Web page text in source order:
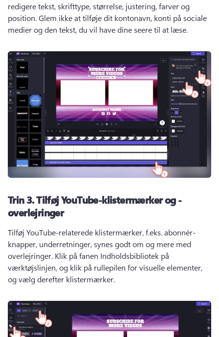
redigere tekst, skrifttype, størrelse, justering, farver og
position. Glem ikke at tilføje dit kontonavn, konti på sociale
medier og den tekst, du vil have dine seere til at læse.
Trin 3.Tilføj YouTube-klistermærker og -
overlejringer
Tilføj YouTube-relaterede klistermærker, f.eks. abonnér-
knapper, underretninger, synes godt om og mere med
overlejringer. Klik på fanen Indholdsbibliotek på
værktøjslinjen, og klik på rullepilen for visuelle elementer,
og vælg derefter klistermærker.